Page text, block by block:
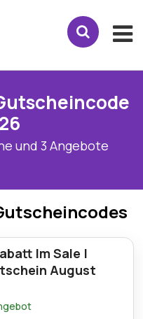
und 3 Angebote
Im Sale |
August